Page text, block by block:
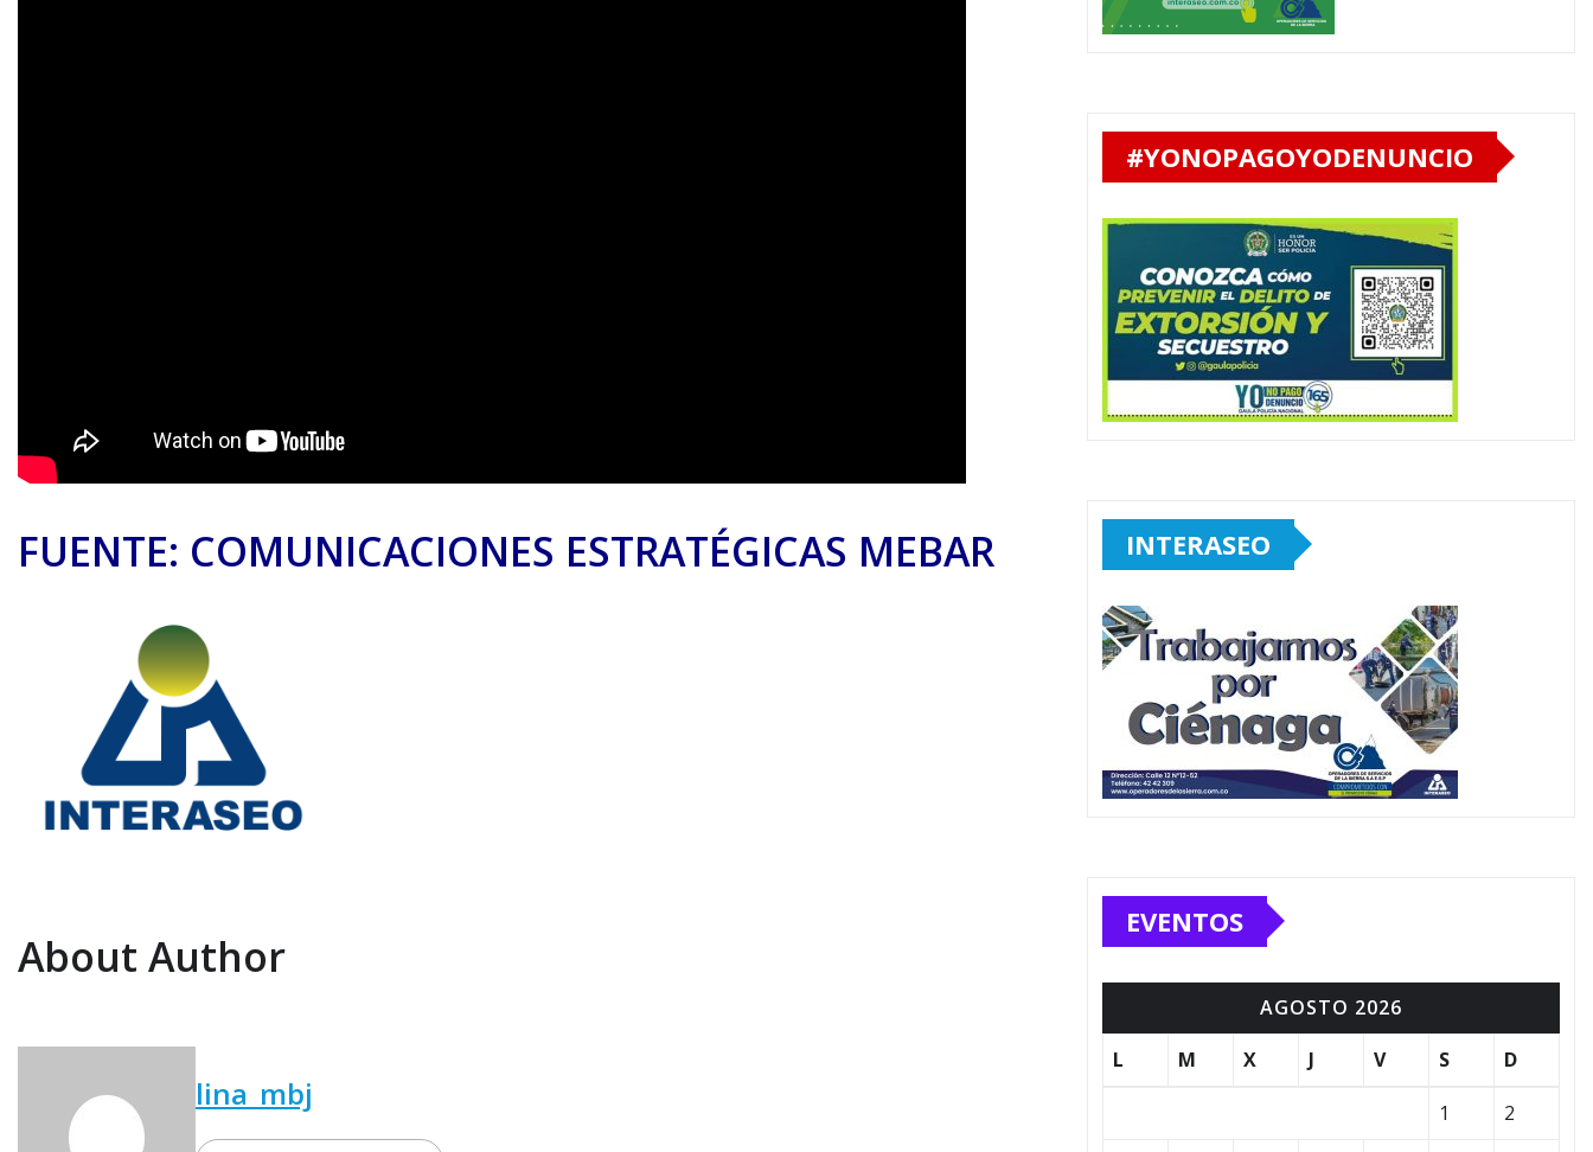
FUENTE: COMUNICACIONES ESTRATÉGICAS MEBAR
About Author
lina_mbj
#YONOPAGOYODENUNCIO
INTERASEO
EVENTOS
AGOSTO 2026
L
M X J V S D
1
2